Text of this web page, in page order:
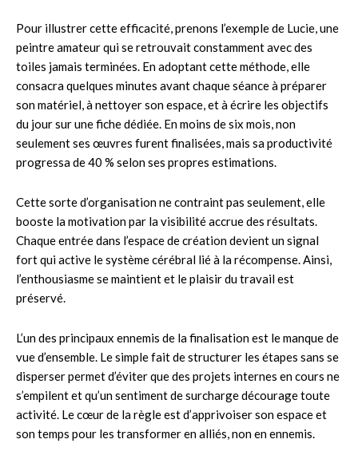
Pour illustrer cette efficacité, prenons l’exemple de Lucie, une
peintre amateur qui se retrouvait constamment avec des
toiles jamais terminées. En adoptant cette méthode, elle
consacra quelques minutes avant chaque séance à préparer
son matériel, à nettoyer son espace, et à écrire les objectifs
du jour sur une fiche dédiée. En moins de six mois, non
seulement ses œuvres furent finalisées, mais sa productivité
progressa de 40 % selon ses propres estimations.
Cette sorte d’organisation ne contraint pas seulement, elle
booste la motivation par la visibilité accrue des résultats.
Chaque entrée dans l’espace de création devient un signal
fort qui active le système cérébral lié à la récompense. Ainsi,
l’enthousiasme se maintient et le plaisir du travail est
préservé.
L’un des principaux ennemis de la finalisation est le manque de
vue d’ensemble. Le simple fait de structurer les étapes sans se
disperser permet d’éviter que des projets internes en cours ne
s’empilent et qu’un sentiment de surcharge décourage toute
activité. Le cœur de la règle est d’apprivoiser son espace et
son temps pour les transformer en alliés, non en ennemis.